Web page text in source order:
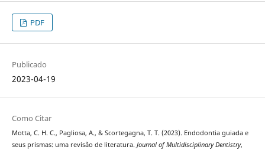
PDF
Publicado
2023-04-19
Como Citar
Motta, C. H. C., Pagliosa, A., & Scortegagna, T. T. (2023). Endodontia guiada e
seus prismas: uma revisão de literatura. Journal of Multidisciplinary Dentistry,